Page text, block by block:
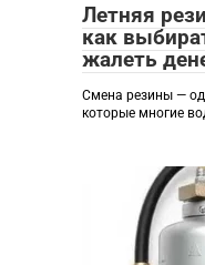
Летняя
как
жалеть
Смена резины —
которые многие